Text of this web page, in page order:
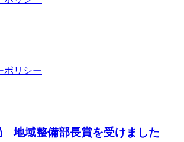
ポリシー
地域整備部長賞を受けました